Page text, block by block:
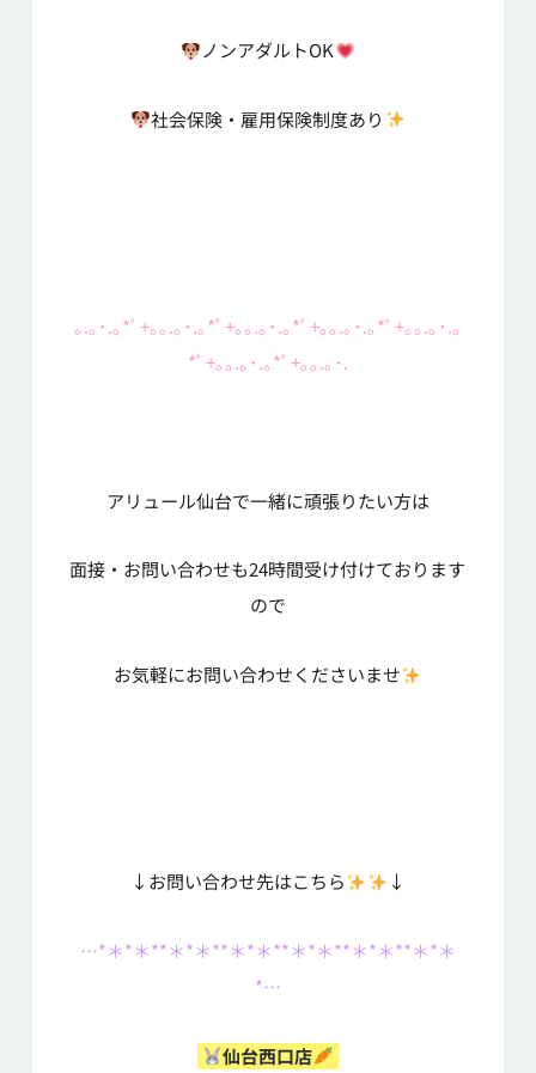
ノンアダルトOK
社会保険・雇用保険制度あり
｡.｡･.｡*ﾟ+｡｡.｡･.｡*ﾟ+｡｡.｡･.｡*ﾟ+｡｡.｡･.｡*ﾟ+｡｡.｡･.｡
*ﾟ+｡｡.｡･.｡*ﾟ+｡｡.｡･.
アリュール仙台で一緒に頑張りたい方は
面接・お問い合わせも24時間受け付けております
ので
お気軽にお問い合わせくださいませ
↓お問い合わせ先はこちら ↓
…*＊*＊**＊*＊**＊*＊**＊*＊**＊*＊**＊*＊
*…
仙台西口店